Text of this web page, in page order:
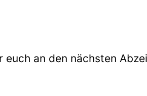
an den nächsten